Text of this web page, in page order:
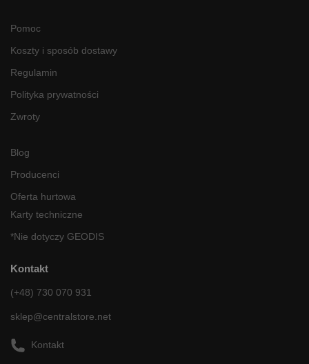
Pomoc
Koszty i sposób dostawy
Regulamin
Polityka prywatności
Zwroty
Blog
Producenci
Oferta hurtowa
Karty techniczne
*Nie dotyczy GEODIS
Kontakt
(+48) 730 070 931
sklep@centralstore.net
Kontakt